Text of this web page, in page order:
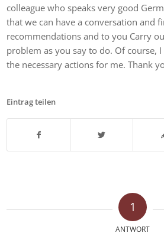
colleague who speaks very good
that we can have a conversation and
recommendations and to you Carry
problem as you say to do. Of course,
the necessary actions for me. Thank
Eintrag teilen
1
ANTWORT